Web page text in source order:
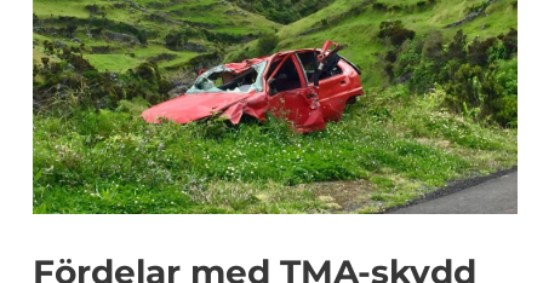
Fördelar med TMA-skydd